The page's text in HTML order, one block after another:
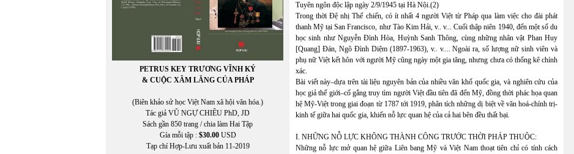
PETRUS KEY TRƯƠNG VĨNH KÝ
& CUỘC XÂM LĂNG CỦA PHÁP
(Biên khảo sử học Việt Nam xã hội văn hóa.)
Tác giả VŨ NGỰ CHIÊU PhD, JD
Sách gần 850 trang / chia làm Hai Tập
Gía mỗi tập : $30.00USD
Tạp chí Hợp-Lưu xuất bản 11-2019
Tuyên ngôn độc lập ngày 2/9/1945 tại Hà Nội.(2)
Trong thời Đệ nhị Thế chiến, có ít nhất 4 người Việt từ Pháp qua làm việc cho đài phát
thanh Mỹ tại San Francisco, như Tào Kim Hải, v.. v... Cuối thập niên 1940, đến một số du
học sinh như Nguyễn Đình Hòa, Huỳnh Sanh Thông, cùng những nhân vật Phan Huy
[Quang] Đán, Ngô Đình Diệm (1897-1963), v.. v.... Ngoài ra, số lượng nữ sinh viên và
phụ nữ Việt kết hôn với người Mỹ cũng ngày một gia tăng, nhưng chưa có thống kê chính
xác.
Bài viết này–dựa trên tài liệu nguyên bản của nhiều văn khố quốc gia, và nghiên cứu của
học giả thế giới–cố gắng truy tìm người Việt đầu tiên đã đến Mỹ, đồng thời phác họa quan
hệ Mỹ-Việt trong giai đoạn từ 1787 tới 1919, phân tích những dị biệt về văn hoá-chính trị-
kinh tế giữa hai quốc gia, khiến nỗ lực quan hệ của cả hai bên đều thất bại.
I. NHỮNG NỖ LỰC KHÔNG THÀNH CÔNG TRƯỚC THỜI PHÁP THUỘC:
Những nỗ lực mở quan hệ giữa Liên bang Mỹ và Việt Nam thoạt tiên chỉ có tính cách